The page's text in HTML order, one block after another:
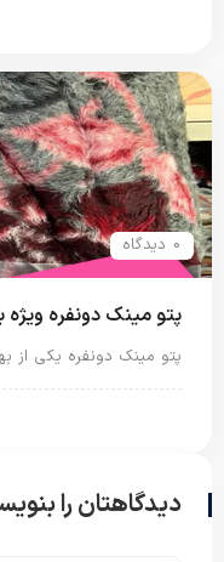
0 دیدگاه
پتو مینک دونفره ویژه
پتو مینک دونفره یکی از
دیدگاهتان را